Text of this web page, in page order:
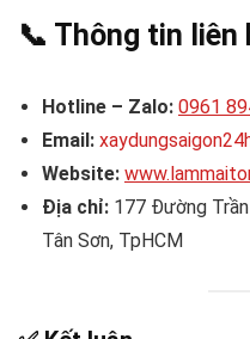
📞 Thông tin liên
Hotline – Zalo: 0961
Email:
Website:
Địa chỉ: 177 Đường
Tân Sơn, TpHCM